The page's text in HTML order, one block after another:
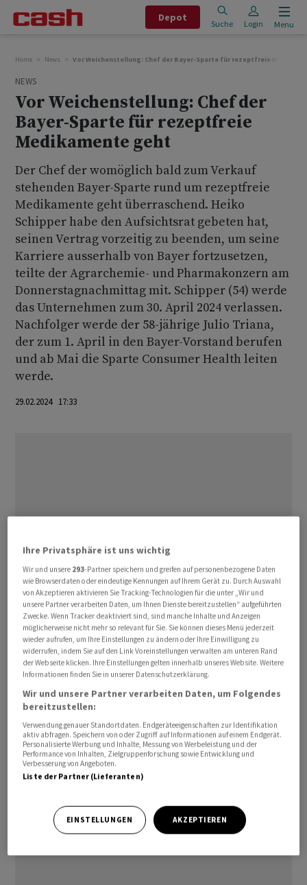
Depot
Suche Login Menu
Home News Vor Weichenstellung: Chef der Bayer-Sparte für rezeptfreie
NEWS
Vor Weichenstellung: Chef der
Bayer-Sparte für rezeptfreie
Medikamente geht
Der Chef der womöglich bald zum Verkauf
stehenden Bayer-Sparte rund um rezeptfreie
Medikamente geht überraschend. Heiko
Schipper habe den Aufsichtsrat gebeten hat,
seinen Vertrag vorzeitig zu beenden, um seine
Karriere ausserhalb von Bayer fortzusetzen,
teilte der Agrarchemie- und Pharmakonzern am
Donnerstagnachmittag mit. Schipper (54) werde
das Unternehmen zum 30. April 2024 verlassen.
Nachfolger werde der 58-jährige Julio Triana,
der zum 1. April in den Bayer-Vorstand berufen
und ab Mai die Sparte Consumer Health leiten
werde.
29.02.2024 17:33
Triana kam den Angaben 2002 zu Bayer und
verantwortet derzeit noch das kommerzielle
internationale Geschäft der Pharmasparte. Die
einem wichtigen Kapitalmarkttag von Bayer: Der seit
Juni amtierende Konzernchef Bill Anderson will seine
Pläne für die Zukunft des Unternehmens am 5. März
vorstellen./mis/he
Ihre Privatsphäre ist uns wichtig
Wir und unsere 293-Partner speichern und greifen auf personenbezogene Daten
wie Browserdaten oder eindeutige Kennungen auf Ihrem Gerät zu. Durch Auswahl
von Akzeptieren aktivieren Sie Tracking-Technologien für die unter „Wir und
unsere Partner verarbeiten Daten, um Ihnen Dienste bereitzustellen“ aufgeführten
Zwecke. Wenn Tracker deaktiviert sind, sind manche Inhalte und Anzeigen
möglicherweise nicht mehr so relevant für Sie. Sie können dieses Menü jederzeit
wieder aufrufen, um Ihre Einstellungen zu ändern oder Ihre Einwilligung zu
widerrufen, indem Sie auf den Link Voreinstellungen verwalten am unteren Rand
der Webseite klicken. Ihre Einstellungen gelten innerhalb unseres Website. Weitere
Informationen finden Sie in unserer Datenschutzerklärung.
Wir und unsere Partner verarbeiten Daten, um Folgendes
bereitzustellen:
Verwendung genauer Standortdaten. Endgeräteeigenschaften zur Identifikation
aktiv abfragen. Speichern von oder Zugriff auf Informationen auf einem Endgerät.
Personalisierte Werbung und Inhalte, Messung von Werbeleistung und der
Performance von Inhalten, Zielgruppenforschung sowie Entwicklung und
Verbesserung von Angeboten.
Liste der Partner (Lieferanten)
EINSTELLUNGEN AKZEPTIEREN